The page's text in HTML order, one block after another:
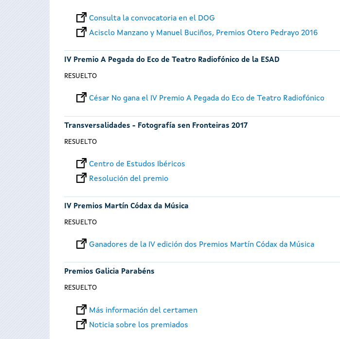
Consulta la convocatoria en el DOG
Acisclo Manzano y Manuel Buciños, Premios Otero Pedrayo 2016
IV Premio A Pegada do Eco de Teatro Radiofónico de la ESAD
RESUELTO
César No gana el IV Premio A Pegada do Eco de Teatro Radiofónico
Transversalidades - Fotografía sen Fronteiras 2017
RESUELTO
Centro de Estudos Ibéricos
Resolución del premio
IV Premios Martín Códax da Música
RESUELTO
Ganadores de la IV edición dos Premios Martín Códax da Música
Premios Galicia Parabéns
RESUELTO
Más información del certamen
Noticia sobre los premiados